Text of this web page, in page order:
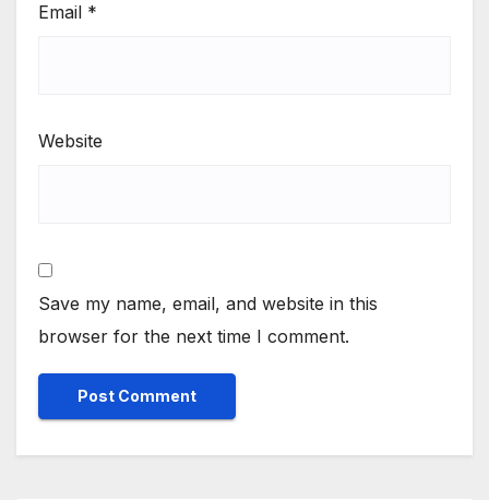
Email *
Website
Save my name, email, and website in this
browser for the next time I comment.